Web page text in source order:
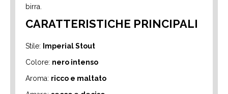
birra.
CARATTERISTICHE PRINCIPALI
Stile:
Imperial Stout
Colore: nero intenso
Aroma: ricco e maltato